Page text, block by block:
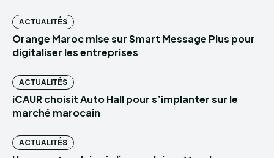
ACTUALITÉS
Orange Maroc mise sur Smart Message Plus pour
digitaliser les entreprises
ACTUALITÉS
iCAUR choisit Auto Hall pour s’implanter sur le
marché marocain
ACTUALITÉS